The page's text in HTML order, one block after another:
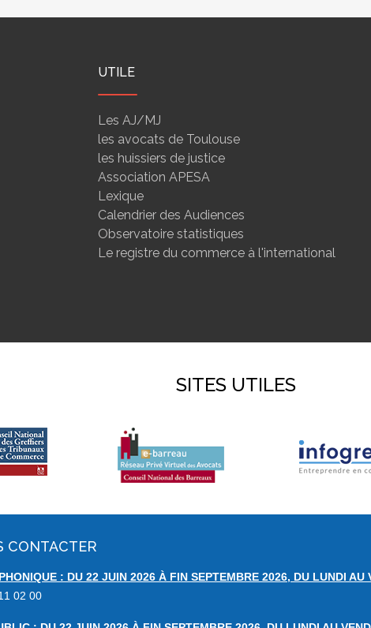
UTILE
Les AJ/MJ
les avocats de Toulouse
les huissiers de justice
Association APESA
Lexique
Calendrier des Audiences
Observatoire statistiques
Le registre du commerce à l'international
SITES UTILES
CONTACTER
: DU 22 JUIN 2026 À FIN SEPTEMBRE 2026, DU LUNDI AU
02 00